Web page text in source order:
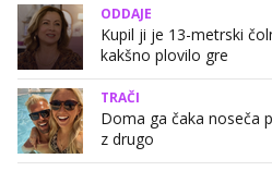
ODDAJE
Kupil ji je 13-metrski
kakšno plovilo gre
TRAČI
Doma ga čaka noseča
z drugo